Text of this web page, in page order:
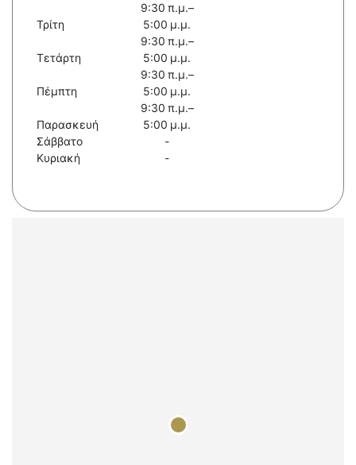
Τρίτη
9:30 π.μ.–
5:00 μ.μ.
Τετάρτη
9:30 π.μ.–
5:00 μ.μ.
Πέμπτη
9:30 π.μ.–
5:00 μ.μ.
Παρασκευή
9:30 π.μ.–
5:00 μ.μ.
Σάββατο
-
Κυριακή
-